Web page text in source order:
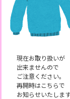
現在お取り扱いが
出来ませんので
ご注意ください。
再開時はこちらで
お知らせいたします